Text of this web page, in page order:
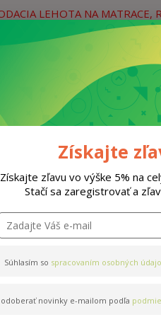
LEHOTA NA
Doplnky
Získajte
Získajte zľavu vo výške 5% na
Stačí sa zaregistrovať a
Súhlasím so spracovaním osobných
novinky e-mailom podľa